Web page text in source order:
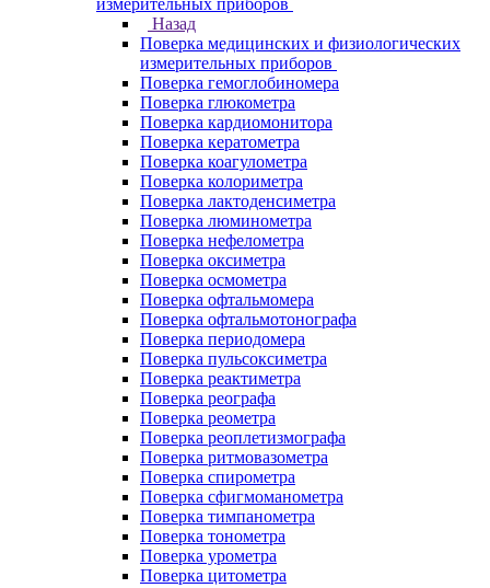
измерительных приборов
Назад
Поверка медицинских и физиологических
измерительных приборов
Поверка гемоглобиномера
Поверка глюкометра
Поверка кардиомонитора
Поверка кератометра
Поверка коагулометра
Поверка колориметра
Поверка лактоденсиметра
Поверка люминометра
Поверка нефелометра
Поверка оксиметра
Поверка осмометра
Поверка офтальмомера
Поверка офтальмотонографа
Поверка периодомера
Поверка пульсоксиметра
Поверка реактиметра
Поверка реографа
Поверка реометра
Поверка реоплетизмографа
Поверка ритмовазометра
Поверка спирометра
Поверка сфигмоманометра
Поверка тимпанометра
Поверка тонометра
Поверка урометра
Поверка цитометра